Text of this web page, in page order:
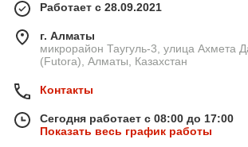
Работает с 28.09.2021
г. Алматы
микрорайон Таугуль-3, улица Ахмета
(Futora), Алматы, Казахстан
Контакты
Сегодня работает с 08:00 до 17:00
Показать весь график работы